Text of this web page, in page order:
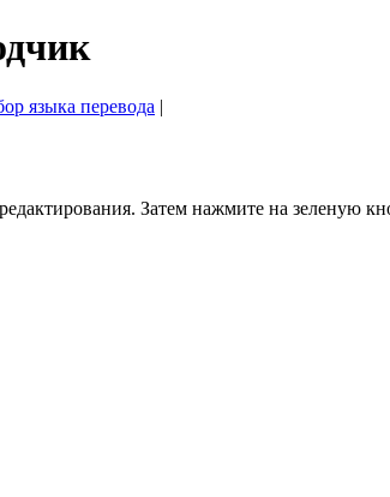
языка перевода |
Затем нажмите на зеленую